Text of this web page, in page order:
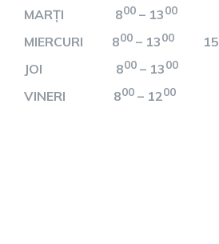
MARȚI 800 – 1300
MIERCURI 800 – 1300 15
JOI 800 – 1300
VINERI 800 – 1200